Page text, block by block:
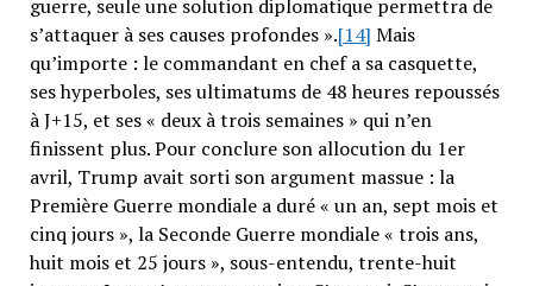
guerre, seule une solution diplomatique permettra de
s’attaquer à ses causes profondes ».[14] Mais
qu’importe : le commandant en chef a sa casquette,
ses hyperboles, ses ultimatums de 48 heures repoussés
à J+15, et ses « deux à trois semaines » qui n’en
finissent plus. Pour conclure son allocution du 1er
avril, Trump avait sorti son argument massue : la
Première Guerre mondiale a duré « un an, sept mois et
cinq jours », la Seconde Guerre mondiale « trois ans,
huit mois et 25 jours », sous-entendu, trente-huit